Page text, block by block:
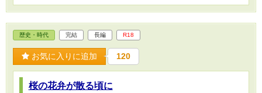
歴史・時代 完結 長編 R18
お気に入りに追加 120
桜の花弁が散る頃に